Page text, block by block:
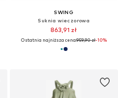
SWING
Suknia wieczorowa
863,91 zł
Ostatnia najniższa cena:959,90 zł-10%